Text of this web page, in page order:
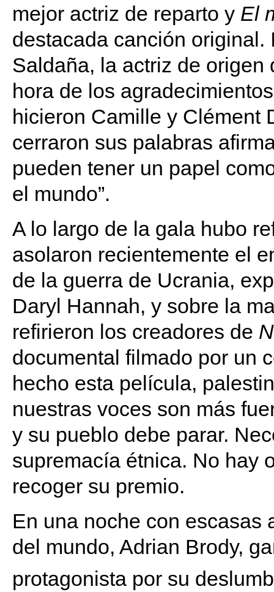
mejor actriz de reparto y El
destacada canción original.
Saldaña, la actriz de
hora de los
hicieron Camille y Clément
cerraron sus palabras
pueden tener un papel
el mundo”.
A lo largo de la gala hubo
asolaron recientemente el
de la guerra de Ucrania,
Daryl Hannah, y sobre la
refirieron los creadores de
documental filmado por un
hecho esta película,
nuestras voces son más
y su pueblo debe parar.
supremacía étnica. No hay
recoger su premio.
En una noche con escasas
del mundo, Adrian Brody,
protagonista por su